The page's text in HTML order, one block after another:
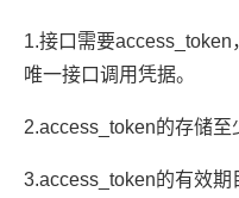
1.接口需要
唯一接口调用凭据。
2.access_token的存储至
3.access_token的有效